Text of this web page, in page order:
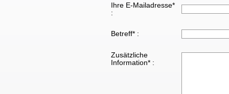
Ihre E-Mailadresse*
:
Betreff* :
Zusätzliche
Information* :